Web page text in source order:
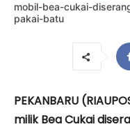
mobil-bea-cukai-
pakai-batu
PEKANBARU
milik Bea Cukai